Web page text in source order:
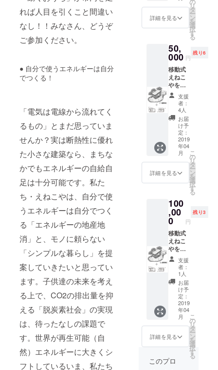
れば人目を引くこと間違い
なし！！みなさん、どうぞ
ご参加ください。
● 自分で使うエネルギーは自分
でつくる！
「電気は電線から流れてく
るもの」とまだ思っていま
せんか？実は断熱性に優れ
た小さな建築なら、まちな
かでもエネルギーの自給自
足は十分可能です。私た
ち・えねこやは、自分で使
うエネルギーは自分でつく
る「エネルギーの地産地
消」と、モノに頼らない
「シンプルな暮らし」を提
案していきたいと思ってい
ます。子供達の未来を考え
る上で、CO2の排出量を抑
える「脱炭素社会」の実現
は、待ったなしの課題で
す。世界が再生可能（自
然）エネルギーに大きくシ
フトしているいま、私たち
さい。
記入の
ない場
CAMPF
ユー
ザー名
を掲載
いたし
ます。
ご了承
くださ
い。
ねこや
のイベ
フェ券
２枚付
き）
と、小
冊子
「移動
式えね
こやの
つくり
かた」
をお渡
ししま
す。ま
た、え
ねこや
HPにお
名前を
す。
（注）
カフェ
券は、
2020年
3月末ま
でのカ
フェイ
ベント
でご利
用いた
だけま
す。
（注）
支援
時、必
ず備考
欄にご
をご記
日要相
談）。
ただし
近場限
布市内
から片
道30分
程
度）。
また道
路事情
（道路
幅や道
路形
状）に
よって
は指定
場所に
伺えな
い場合
もあり
ます。
ご希望
があれ
ば、え
ねこや
の話を
中心に
省エネ
や再エ
ネのミ
ニセミ
ナーも
開催で
きま
す。
（注）
「１日
使える
定」ミ
ニセミ
詳細を見る
リ
タ
ー
ン
を
選
択
す
る
50,
000 円
残り6
移動式
えねこ
やを
「１週
間」自
由に
使って
いただ
けます
（日程
につい
ては後
日要相
談）。
ただし
調布市
片道1時
間以内
の範
囲。ま
た道路
事情
（道路
幅や道
路形
状）に
よって
は指定
場所に
伺えな
い場合
もあり
ますの
でご注
意願い
ます。
ご希望
があれ
支援
者：
4人
お届
け予
定：
2019
年04
月
詳細を見る
こ
の
リ
タ
ー
ン
を
選
択
す
る
100
,00
0 円
残り3
移動式
えねこ
やを
「３週
間」自
由に
使って
いただ
けます
（日程
につい
ては後
日要相
談）。
ただし
調布市
内から
片道1時
支援
者：
1人
お届
け予
定：
2019
年04
月
詳細を見る
こ
の
リ
タ
ー
ン
を
選
択
す
る
このプロ